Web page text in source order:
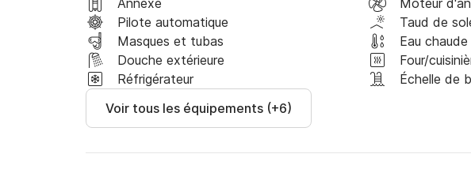
Si vous avez des questions, n'hésitez pas à nous envoyer un
& Boat.
Le voilier est également disponible à Skiathos.
Nous espérons vous voir louer nos magnifiques Cyclades 43.3
Annexe
Moteur
Pilote automatique
Taud de
Masques et tubas
Eau chaude
Douche extérieure
Four/
Réfrigérateur
Échelle de
Voir tous les équipements (+6)